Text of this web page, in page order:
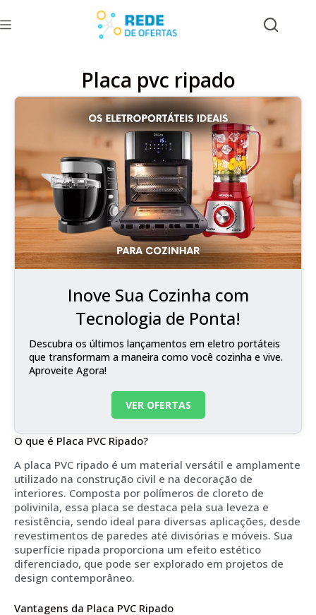
Placa pvc ripado
Inove Sua Cozinha com
Tecnologia de Ponta!
Descubra os últimos lançamentos em eletro portáteis
que transformam a maneira como você cozinha e vive.
Aproveite Agora!
VER OFERTAS
O que é Placa PVC Ripado?
A placa PVC ripado é um material versátil e amplamente
utilizado na construção civil e na decoração de
interiores. Composta por polímeros de cloreto de
polivinila, essa placa se destaca pela sua leveza e
resistência, sendo ideal para diversas aplicações, desde
revestimentos de paredes até divisórias e móveis. Sua
superfície ripada proporciona um efeito estético
diferenciado, que pode ser explorado em projetos de
design contemporâneo.
Vantagens da Placa PVC Ripado